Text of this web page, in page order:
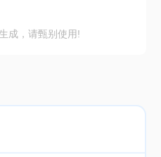
成，请甄别使用!